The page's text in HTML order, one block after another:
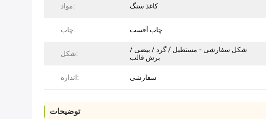
مواد: کاغذ سنگ
چاپ: چاپ آفست
شکل:
شکل سفارشی - مستطیل / گرد / بیضی /
برش قالب
اندازه: سفارشی
توضیحات